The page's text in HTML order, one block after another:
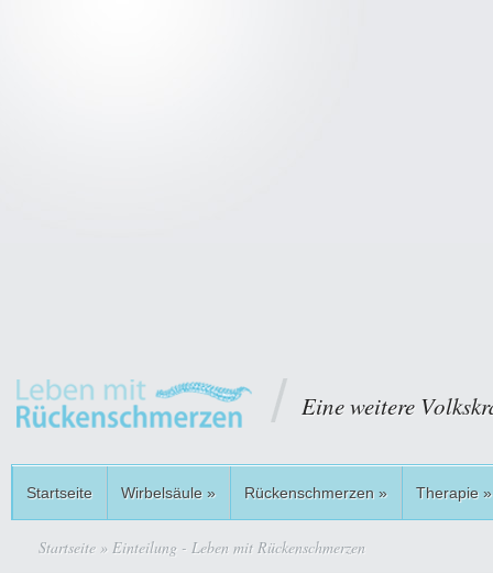
Eine weitere
Startseite Wirbelsäule » Rückenschmerzen » Therapie »
Startseite » Einteilung - Leben mit Rückenschmerzen